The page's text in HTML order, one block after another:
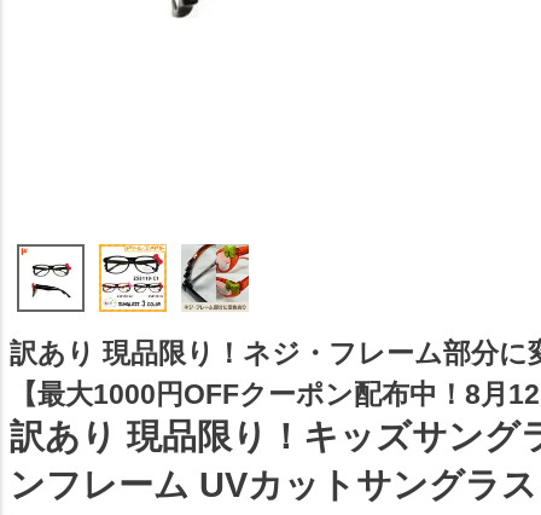
訳あり 現品限り！ネジ・フレーム部分に
【最大1000円OFFクーポン配布中！8月
訳あり 現品限り！キッズサング
ンフレーム UVカットサングラ